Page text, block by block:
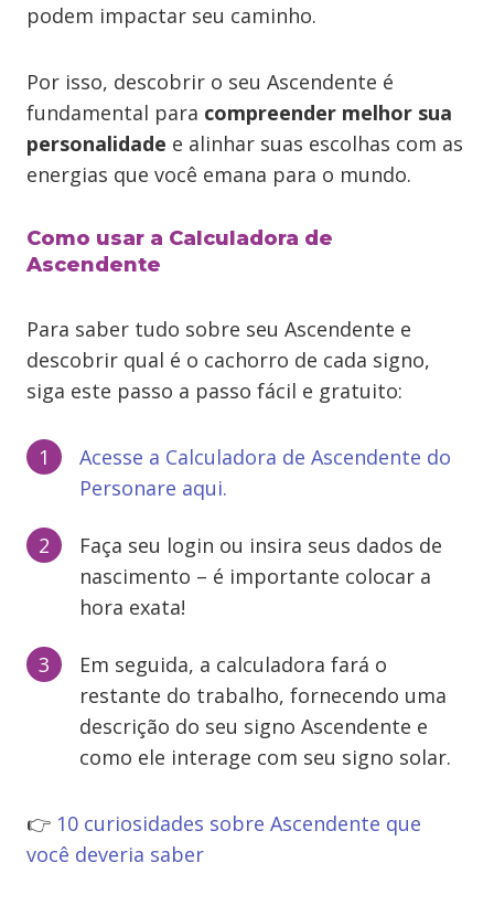
podem impactar seu caminho.
Por isso, descobrir o seu Ascendente é
fundamental para compreender melhor sua
personalidade e alinhar suas escolhas com as
energias que você emana para o mundo.
Como usar a Calculadora de
Ascendente
Para saber tudo sobre seu Ascendente e
descobrir qual é o cachorro de cada signo,
siga este passo a passo fácil e gratuito:
Acesse a Calculadora de Ascendente do
Personare aqui.
Faça seu login ou insira seus dados de
nascimento – é importante colocar a
hora exata!
Em seguida, a calculadora fará o
restante do trabalho, fornecendo uma
descrição do seu signo Ascendente e
como ele interage com seu signo solar.
👉 10 curiosidades sobre Ascendente que
você deveria saber